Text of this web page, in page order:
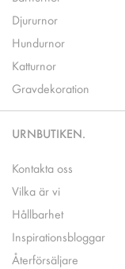
Djururnor
Hundurnor
Katturnor
Gravdekoration
URNBUTIKEN.
Kontakta oss
Vilka är vi
Hållbarhet
Inspirationsbloggar
Återförsäljare